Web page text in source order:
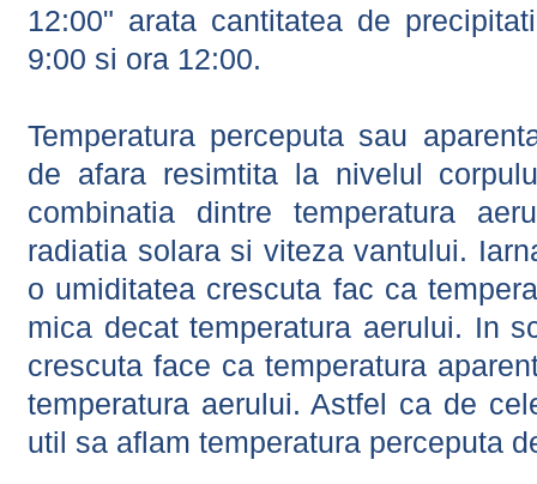
12:00" arata cantitatea de
9:00 si ora 12:00.
Temperatura perceputa sau
de afara resimtita la nivelul
combinatia dintre temperatura
radiatia solara si viteza vantului.
o umiditatea crescuta fac ca
mica decat temperatura aerului. In
crescuta face ca temperatura
temperatura aerului. Astfel ca de
util sa aflam temperatura perceputa